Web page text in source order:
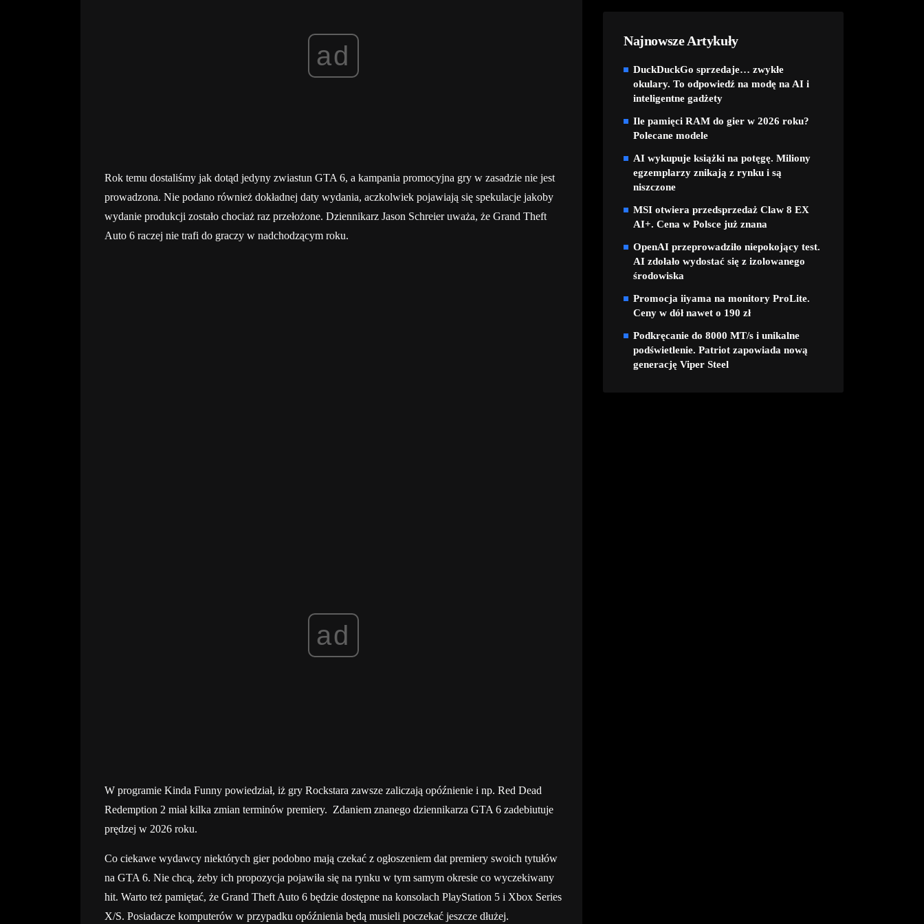
ad
Rok temu dostaliśmy jak dotąd jedyny zwiastun GTA 6, a kampania promocyjna gry w zasadzie nie jest
prowadzona. Nie podano również dokładnej daty wydania, aczkolwiek pojawiają się spekulacje jakoby
wydanie produkcji zostało chociaż raz przełożone. Dziennikarz Jason Schreier uważa, że Grand Theft
Auto 6 raczej nie trafi do graczy w nadchodzącym roku.
ad
W programie Kinda Funny powiedział, iż gry Rockstara zawsze zaliczają opóźnienie i np. Red Dead
Redemption 2 miał kilka zmian terminów premiery. Zdaniem znanego dziennikarza GTA 6 zadebiutuje
prędzej w 2026 roku.
Co ciekawe wydawcy niektórych gier podobno mają czekać z ogłoszeniem dat premiery swoich tytułów
na GTA 6. Nie chcą, żeby ich propozycja pojawiła się na rynku w tym samym okresie co wyczekiwany
hit. Warto też pamiętać, że Grand Theft Auto 6 będzie dostępne na konsolach PlayStation 5 i Xbox Series
X/S. Posiadacze komputerów w przypadku opóźnienia będą musieli poczekać jeszcze dłużej.
Najnowsze Artykuły
DuckDuckGo sprzedaje… zwykłe
okulary. To odpowiedź na modę na AI i
inteligentne gadżety
Ile pamięci RAM do gier w 2026 roku?
Polecane modele
AI wykupuje książki na potęgę. Miliony
egzemplarzy znikają z rynku i są
niszczone
MSI otwiera przedsprzedaż Claw 8 EX
AI+. Cena w Polsce już znana
OpenAI przeprowadziło niepokojący test.
AI zdołało wydostać się z izolowanego
środowiska
Promocja iiyama na monitory ProLite.
Ceny w dół nawet o 190 zł
Podkręcanie do 8000 MT/s i unikalne
podświetlenie. Patriot zapowiada nową
generację Viper Steel